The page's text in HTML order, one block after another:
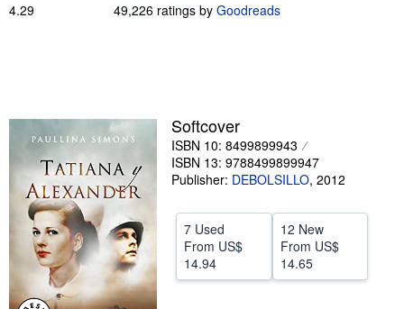
Browse Collections
Start Selling
Help
CLOSE
4.29 49,226 ratings by Goodreads
Softcover
ISBN 10: 8499899943
ISBN 13: 9788499899947
Publisher: DEBOLSILLO, 2012
7 Used
From US$
14.94
12 New
From US$
14.65